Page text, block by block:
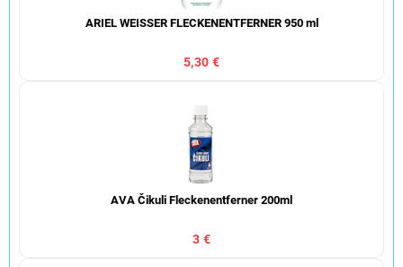
ARIEL WEISSER FLECKENENTFERNER 950 ml
5,30 €
AVA Čikuli Fleckenentferner 200ml
3 €